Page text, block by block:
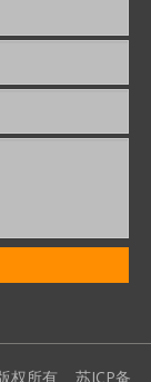
权所有 苏ICP备